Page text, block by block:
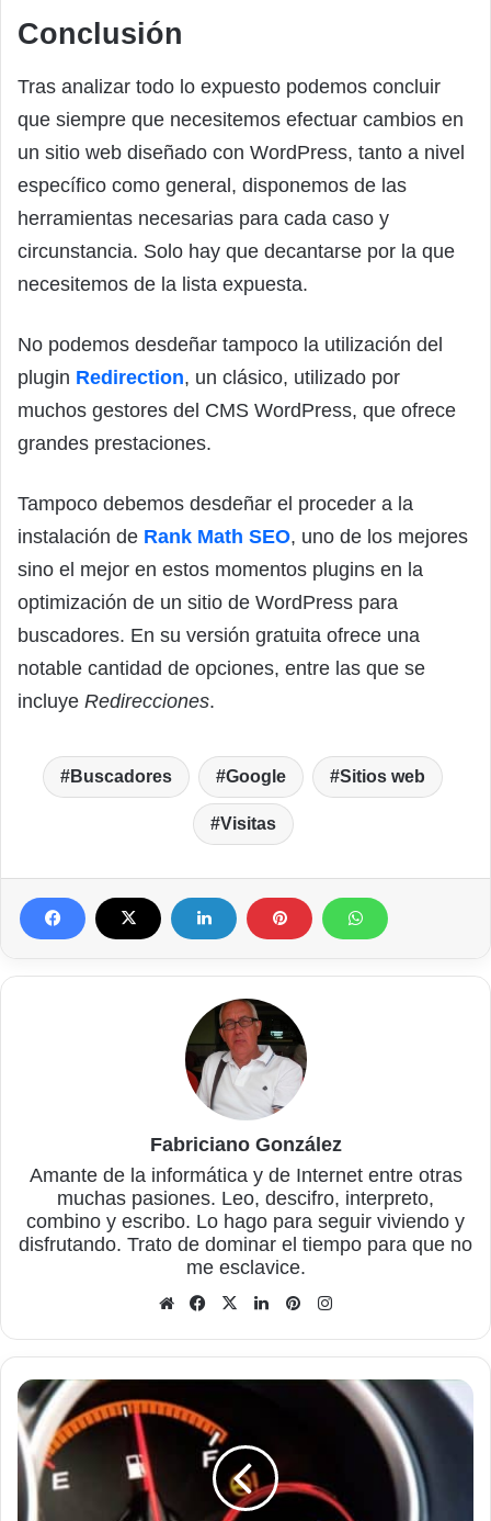
Conclusión
Tras analizar todo lo expuesto podemos concluir
que siempre que necesitemos efectuar cambios en
un sitio web diseñado con WordPress, tanto a nivel
específico como general, disponemos de las
herramientas necesarias para cada caso y
circunstancia. Solo hay que decantarse por la que
necesitemos de la lista expuesta.
No podemos desdeñar tampoco la utilización del
plugin Redirection, un clásico, utilizado por
muchos gestores del CMS WordPress, que ofrece
grandes prestaciones.
Tampoco debemos desdeñar el proceder a la
instalación de Rank Math SEO, uno de los mejores
sino el mejor en estos momentos plugins en la
optimización de un sitio de WordPress para
buscadores. En su versión gratuita ofrece una
notable cantidad de opciones, entre las que se
incluye Redirecciones.
Buscadores Google Sitios web
Visitas
Fabriciano González
Amante de la informática y de Internet entre otras
muchas pasiones. Leo, descifro, interpreto,
combino y escribo. Lo hago para seguir viviendo y
disfrutando. Trato de dominar el tiempo para que no
me esclavice.
Sitio
Facebook
X LinkedInPinterest
¿Por
qué
se
enciende
la